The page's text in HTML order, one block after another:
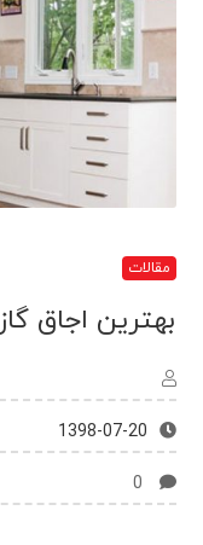
مقالات
بهترین اجاق
1398-07-20
0